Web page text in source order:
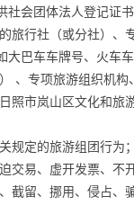
社会团体法人登记证
旅行社（或分社）
大巴车车牌号、火车
、专项旅游组织机
照市岚山区文化和
规定的旅游组团行
交易、虚开发票、
截留、挪用、侵占